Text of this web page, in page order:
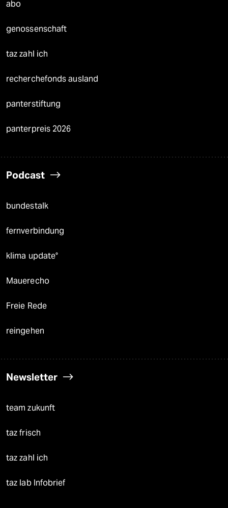
abo
genossenschaft
taz zahl ich
recherchefonds ausland
panterstiftung
panterpreis 2026
Podcast
bundestalk
fernverbindung
klima update°
Mauerecho
Freie Rede
reingehen
Newsletter
team zukunft
taz frisch
taz zahl ich
taz lab Infobrief